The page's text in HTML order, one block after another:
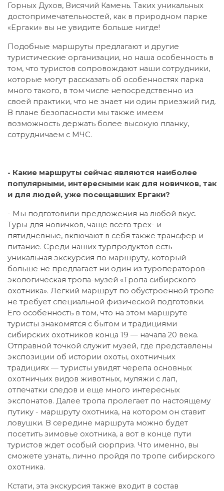
Горных Духов, Висячий Камень. Таких уникальных
достопримечательностей, как в природном парке
«Ергаки» вы не увидите больше нигде!
Подобные маршруты предлагают и другие
туристические организации, но наша особенность в
том, что туристов сопровождают наши сотрудники,
которые могут рассказать об особенностях парка
много такого, в том числе непосредственно из
своей практики, что не знает ни один приезжий гид.
В плане безопасности мы также имеем
возможность держать более высокую планку,
сотрудничаем с МЧС.
- Какие маршруты сейчас являются наиболее
популярными, интересными как для новичков, так
и для людей, уже посещавших Ергаки?
- Мы подготовили предложения на любой вкус.
Туры для новичков, чаще всего трех- и
пятидневные, включают в себя также трансфер и
питание. Среди наших турпродуктов есть
уникальная экскурсия по маршруту, который
больше не предлагает ни один из туроператоров -
экологическая тропа-музей «Тропа сибирского
охотника». Легкий маршрут по обустроенной тропе
не требует специальной физической подготовки.
Его особенность в том, что на этом маршруте
туристы знакомятся с бытом и традициями
сибирских охотников конца 19 — начала 20 века.
Отправной точкой служит музей, где представлены
экспозиции об истории охоты, охотничьих
традициях — туристы увидят черепа основных
охотничьих видов животных, муляжи с лап,
отпечатки следов и еще много интересных
экспонатов. Далее тропа пролегает по настоящему
путику - маршруту охотника, на котором он ставит
ловушки. В середине маршрута можно будет
посетить зимовье охотника, а вот в конце пути
туристов ждет особый сюрприз. Что именно, вы
сможете узнать, лично пройдя по тропе сибирского
охотника.
Кстати, эта экскурсия также входит в состав